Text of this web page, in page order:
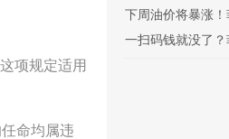
下周油价将暴涨！
227亿援助民众
一扫码钱就没了？
项规定适用
命均属违